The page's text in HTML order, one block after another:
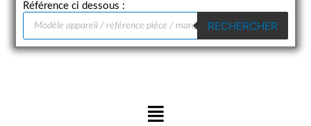
Référence ci dessous :
Recherche
produits
RECHERCHER
Menu